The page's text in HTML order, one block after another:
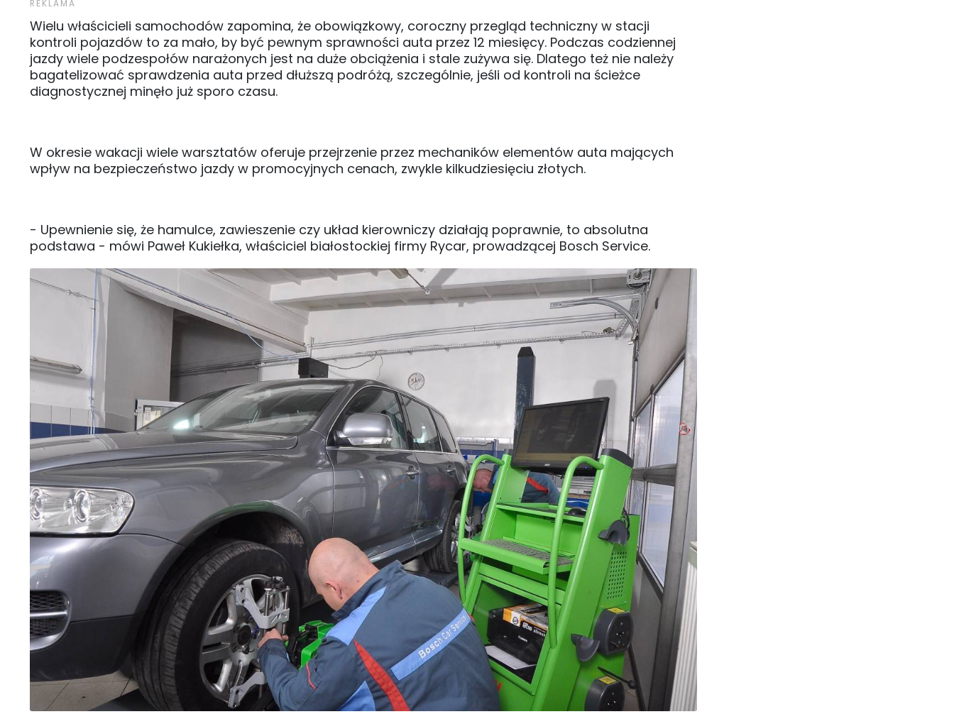
Wielu właścicieli samochodów zapomina, że obowiązkowy, coroczny przegląd techniczny w stacji
kontroli pojazdów to za mało, by być pewnym sprawności auta przez 12 miesięcy. Podczas codziennej
jazdy wiele podzespołów narażonych jest na duże obciążenia i stale zużywa się. Dlatego też nie należy
bagatelizować sprawdzenia auta przed dłuższą podróżą, szczególnie, jeśli od kontroli na ścieżce
diagnostycznej minęło już sporo czasu.
W okresie wakacji wiele warsztatów oferuje przejrzenie przez mechaników elementów auta mających
wpływ na bezpieczeństwo jazdy w promocyjnych cenach, zwykle kilkudziesięciu złotych.
- Upewnienie się, że hamulce, zawieszenie czy układ kierowniczy działają poprawnie, to absolutna
podstawa - mówi Paweł Kukiełka, właściciel białostockiej firmy Rycar, prowadzącej Bosch Service.